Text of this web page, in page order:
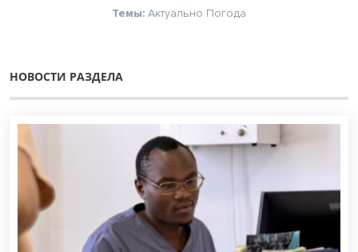
Темы: Актуально Погода
НОВОСТИ РАЗДЕЛА